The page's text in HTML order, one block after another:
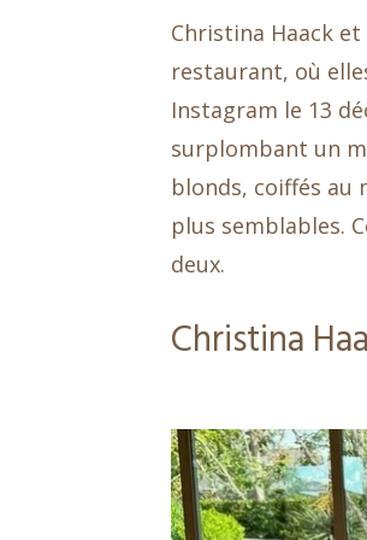
Christina Haack
restaurant, où
Instagram le 13
surplombant un
blonds, coiffés au
plus semblables.
deux.
Christina